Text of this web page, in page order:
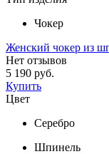
Чокер
Женский чокер из
Нет отзывов
5 190 руб.
Купить
Цвет
Серебро
Шпинель